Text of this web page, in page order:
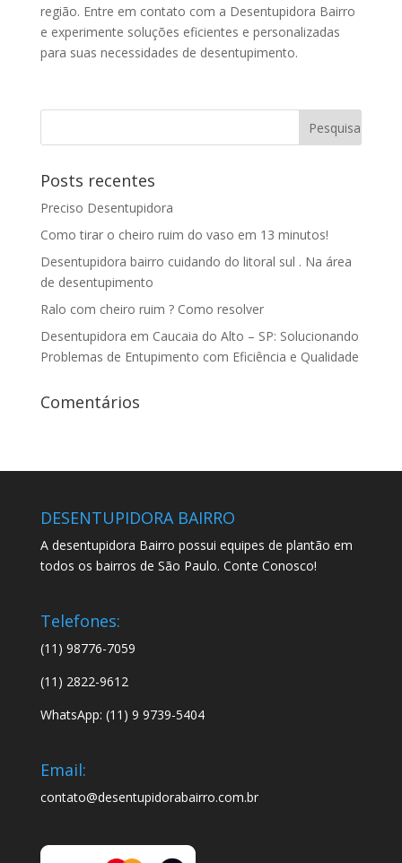
região. Entre em contato com a Desentupidora Bairro
e experimente soluções eficientes e personalizadas
para suas necessidades de desentupimento.
Posts recentes
Preciso Desentupidora
Como tirar o cheiro ruim do vaso em 13 minutos!
Desentupidora bairro cuidando do litoral sul . Na área
de desentupimento
Ralo com cheiro ruim ? Como resolver
Desentupidora em Caucaia do Alto – SP: Solucionando
Problemas de Entupimento com Eficiência e Qualidade
Comentários
DESENTUPIDORA BAIRRO
A desentupidora Bairro possui equipes de plantão em
todos os bairros de São Paulo. Conte Conosco!
Telefones:
(11) 98776-7059
(11) 2822-9612
WhatsApp: (11) 9 9739-5404
Email:
contato@desentupidorabairro.com.br